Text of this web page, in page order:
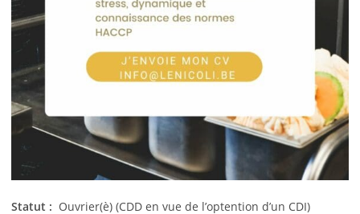
Statut : Ouvrier(è) (CDD en vue de l’optention d’un CDI)